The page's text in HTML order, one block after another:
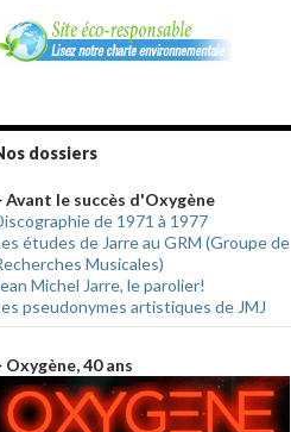
dossiers
Avant le succès d'Oxygène
de 1971 à 1977
études de Jarre au GRM (Groupe de
Musicales)
Michel Jarre, le parolier!
pseudonymes artistiques de JMJ
Oxygène, 40 ans